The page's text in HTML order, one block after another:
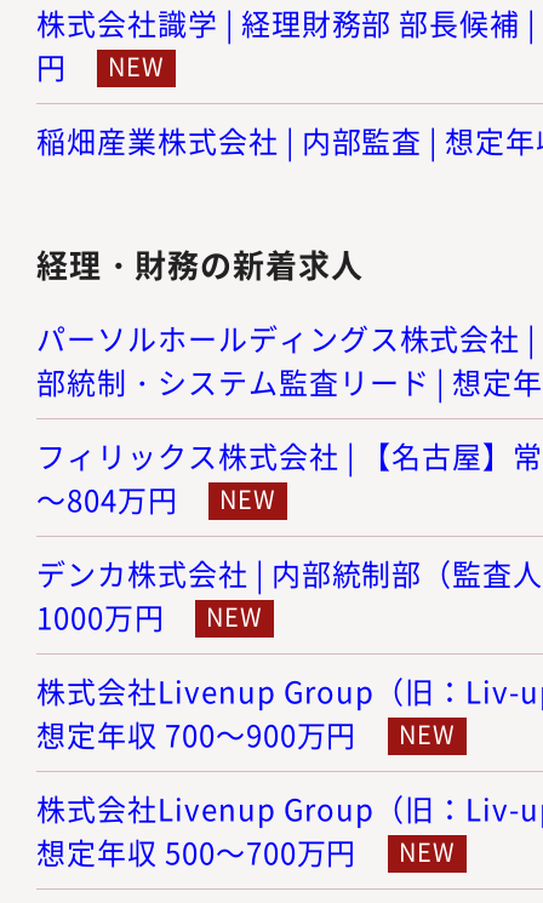
株式会社識学 | 経理財務部 部長候補
円
稲畑産業株式会社 | 内部監査 | 想定
経理・財務の新着求人
パーソルホールディングス株式会社
部統制・システム監査リード | 想定
フィリックス株式会社 | 【名古屋】
～804万円
デンカ株式会社 | 内部統制部（監査
1000万円
株式会社Livenup Group（旧：Liv-
想定年収 700～900万円
株式会社Livenup Group（旧：Liv-
想定年収 500～700万円